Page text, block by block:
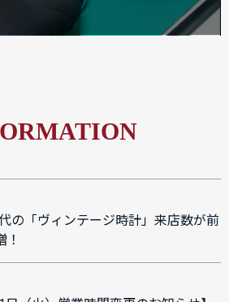
の「ヴィンテージ時計」来店数が前